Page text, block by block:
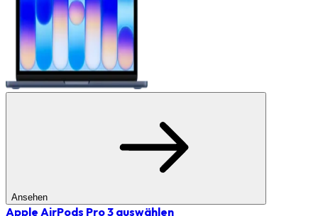
Ansehen
Apple AirPods Pro 3 auswählen